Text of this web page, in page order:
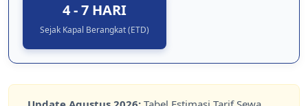
4 - 7 HARI
Sejak Kapal Berangkat (ETD)